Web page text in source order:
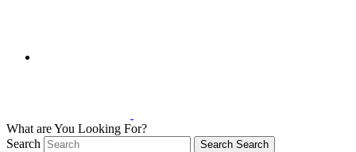
What are You Looking For?
Search
Search Search